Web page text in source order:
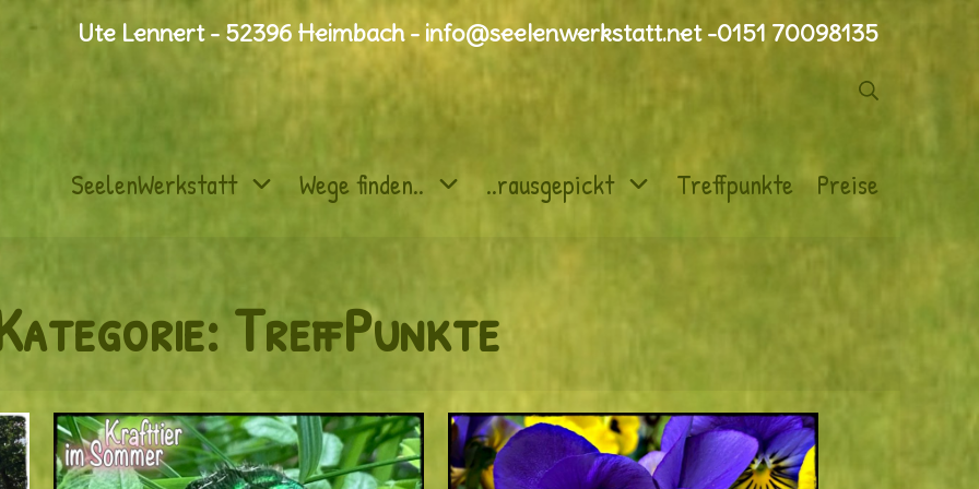
Ute Lennert - 52396 Heimbach - info@seelenwerkstatt.net -0151 70098135
Suche
SeelenWerkstatt Wege finden.. ..rausgepickt Treffpunkte Preise
TreffPunkte